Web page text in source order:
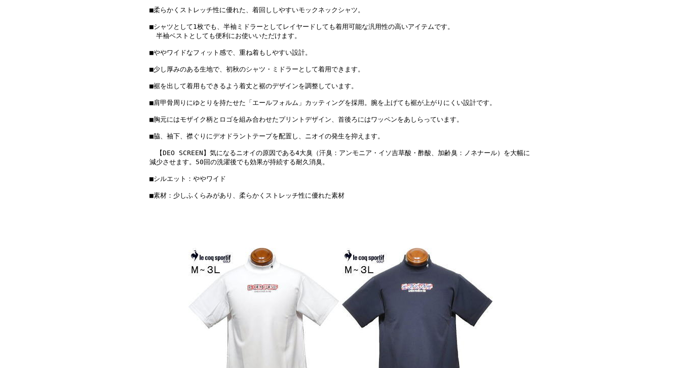
■柔らかくストレッチ性に優れた、着回ししやすいモックネックシャツ。
■シャツとして1枚でも、半袖ミドラーとしてレイヤードしても着用可能な汎用性の高いアイテムです。
半袖ベストとしても便利にお使いいただけます。
■ややワイドなフィット感で、重ね着もしやすい設計。
■少し厚みのある生地で、初秋のシャツ・ミドラーとして着用できます。
■裾を出して着用もできるよう着丈と裾のデザインを調整しています。
■肩甲骨周りにゆとりを持たせた「エールフォルム」カッティングを採用。腕を上げても裾が上がりにくい設計です。
■胸元にはモザイク柄とロゴを組み合わせたプリントデザイン、首後ろにはワッペンをあしらっています。
■脇、袖下、襟ぐりにデオドラントテープを配置し、ニオイの発生を抑えます。
【DEO SCREEN】気になるニオイの原因である4大臭（汗臭：アンモニア・イソ吉草酸・酢酸、加齢臭：ノネナール）を大幅に
減少させます。50回の洗濯後でも効果が持続する耐久消臭。
■シルエット：ややワイド
■素材：少しふくらみがあり、柔らかくストレッチ性に優れた素材